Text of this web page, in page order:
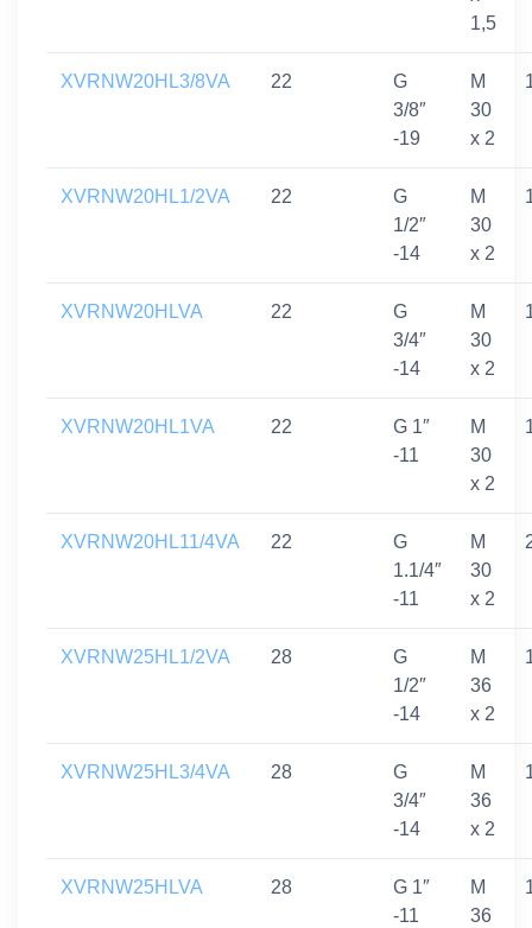
1,5
XVRNW20HL3/8VA 22
G
3/8″
-19
M
30
x 2
XVRNW20HL1/2VA 22
G
1/2″
-14
M
30
x 2
XVRNW20HLVA 22
G
3/4″
-14
M
30
x 2
XVRNW20HL1VA 22
G 1″
-11
M
30
x 2
XVRNW20HL11/4VA 22
G
1.1/4″
-11
M
30
x 2
XVRNW25HL1/2VA 28
G
1/2″
-14
M
36
x 2
XVRNW25HL3/4VA 28
G
3/4″
-14
M
36
x 2
XVRNW25HLVA 28
G 1″
-11
M
36